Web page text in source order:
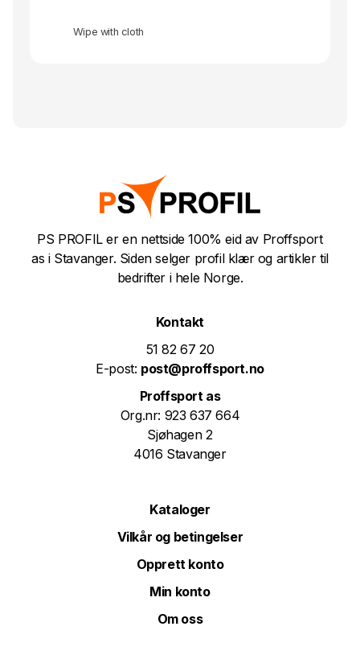
Wipe with cloth
PS PROFIL er en nettside 100% eid av Proffsport
as i Stavanger. Siden selger profil klær og artikler til
bedrifter i hele Norge.
Kontakt
51 82 67 20
E-post: post@proffsport.no
Proffsport as
Org.nr: 923 637 664
Sjøhagen 2
4016 Stavanger
Kataloger
Vilkår og betingelser
Opprett konto
Min konto
Om oss